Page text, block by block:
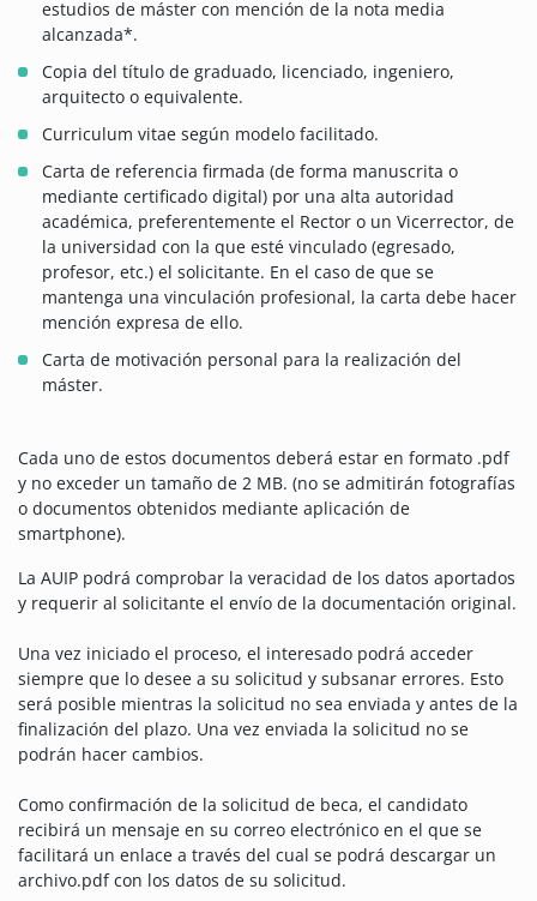
estudios de máster con mención de la nota media
alcanzada*.
Copia del título de graduado, licenciado, ingeniero,
arquitecto o equivalente.
Curriculum vitae según modelo facilitado.
Carta de referencia firmada (de forma manuscrita o
mediante certificado digital) por una alta autoridad
académica, preferentemente el Rector o un Vicerrector, de
la universidad con la que esté vinculado (egresado,
profesor, etc.) el solicitante. En el caso de que se
mantenga una vinculación profesional, la carta debe hacer
mención expresa de ello.
Carta de motivación personal para la realización del
máster.
Cada uno de estos documentos deberá estar en formato .pdf
y no exceder un tamaño de 2 MB. (no se admitirán fotografías
o documentos obtenidos mediante aplicación de
smartphone).
La AUIP podrá comprobar la veracidad de los datos aportados
y requerir al solicitante el envío de la documentación original.
Una vez iniciado el proceso, el interesado podrá acceder
siempre que lo desee a su solicitud y subsanar errores. Esto
será posible mientras la solicitud no sea enviada y antes de la
finalización del plazo. Una vez enviada la solicitud no se
podrán hacer cambios.
Como confirmación de la solicitud de beca, el candidato
recibirá un mensaje en su correo electrónico en el que se
facilitará un enlace a través del cual se podrá descargar un
archivo.pdf con los datos de su solicitud.